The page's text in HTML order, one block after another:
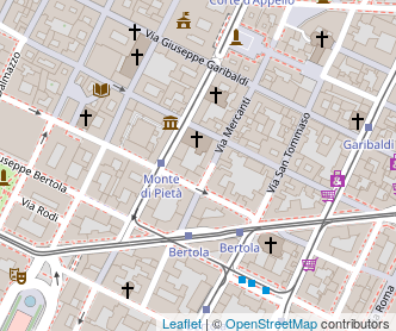
Leaflet| ©OpenStreetMapcontributors